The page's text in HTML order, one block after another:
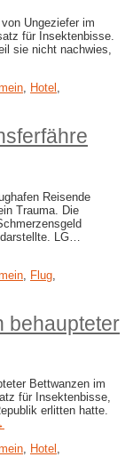
Ungeziefer im
für Insektenbisse.
sie nicht nachwies,
, Hotel ,
Reisende
Trauma. Die
LG…
Flug
behaupteter
Bettwanzen im
für Insektenbisse,
erlitten hatte.
Hotel